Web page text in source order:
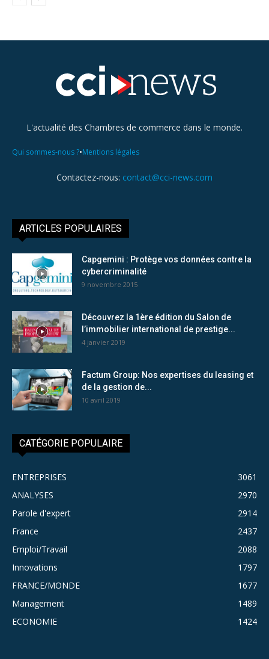
L'actualité des Chambres de commerce dans le monde.
Qui sommes-nous ?•Mentions légales
Contactez-nous: contact@cci-news.com
ARTICLES POPULAIRES
Capgemini : Protège vos données contre la
cybercriminalité
9 novembre 2015
Découvrez la 1ère édition du Salon de
l’immobilier international de prestige...
4 janvier 2019
Factum Group: Nos expertises du leasing et
de la gestion de...
10 avril 2019
CATÉGORIE POPULAIRE
ENTREPRISES
3061
ANALYSES
2970
Parole d'expert
2914
France
2437
Emploi/Travail
2088
Innovations
1797
FRANCE/MONDE
1677
Management
1489
ECONOMIE
1424